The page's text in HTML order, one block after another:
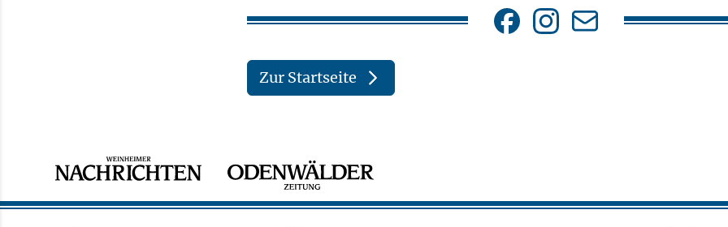
Zur Startseite